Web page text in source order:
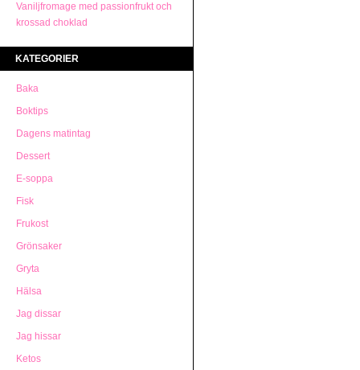
Vaniljfromage med passionfrukt och
krossad choklad
KATEGORIER
Baka
Boktips
Dagens matintag
Dessert
E-soppa
Fisk
Frukost
Grönsaker
Gryta
Hälsa
Jag dissar
Jag hissar
Ketos